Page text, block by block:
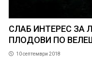
СЛАБ ИНТЕРЕС ЗА
ПЛОДОВИ ПО
10 септември 2018